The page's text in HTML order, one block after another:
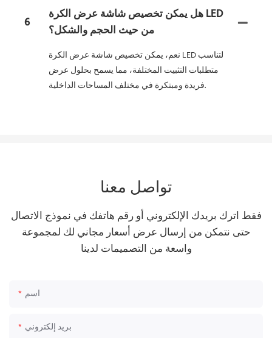
6
هل يمكن تخصيص شاشة عرض الكرة LED
من حيث الحجم والشكل؟
نعم، يمكن تخصيص شاشة عرض الكرة LED لتناسب
متطلبات التثبيت المختلفة، مما يسمح بحلول عرض
فريدة ومبتكرة في مختلف المساحات الداخلية.
تواصل معنا
فقط اترك بريدك الإلكتروني أو رقم هاتفك في نموذج الاتصال
حتى نتمكن من إرسال عرض أسعار مجاني لك لمجموعة
واسعة من التصميمات لدينا
اسم
بريد إلكتروني